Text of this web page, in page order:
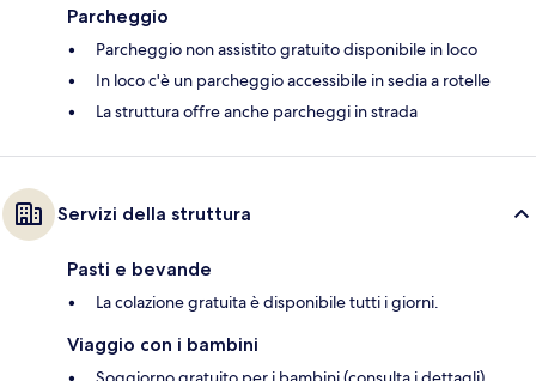
Parcheggio
Parcheggio non assistito gratuito disponibile in loco
In loco c'è un parcheggio accessibile in sedia a rotelle
La struttura offre anche parcheggi in strada
Servizi della struttura
Pasti e bevande
La colazione gratuita è disponibile tutti i giorni.
Viaggio con i bambini